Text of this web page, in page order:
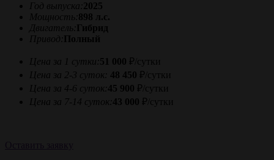
Год выпуска: 2025
Мощность: 898 л.с.
Двигатель:
Гибрид
Привод: Полный
Цена за 1 сутки: 51 000 ₽/сутки
Цена за 2-3 суток:
48 450 ₽/сутки
Цена за 4-6 суток: 45 900 ₽/сутки
Цена за 7-14 суток: 43 000 ₽/сутки